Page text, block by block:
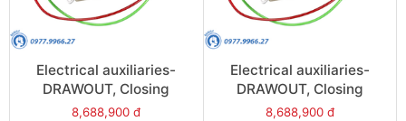
Electrical auxiliaries-
DRAWOUT, Closing
release (XF), 24VAC/DC -
8,688,900 đ
Electrical auxiliaries-
DRAWOUT, Closing
release (XF),
8,688,900 đ